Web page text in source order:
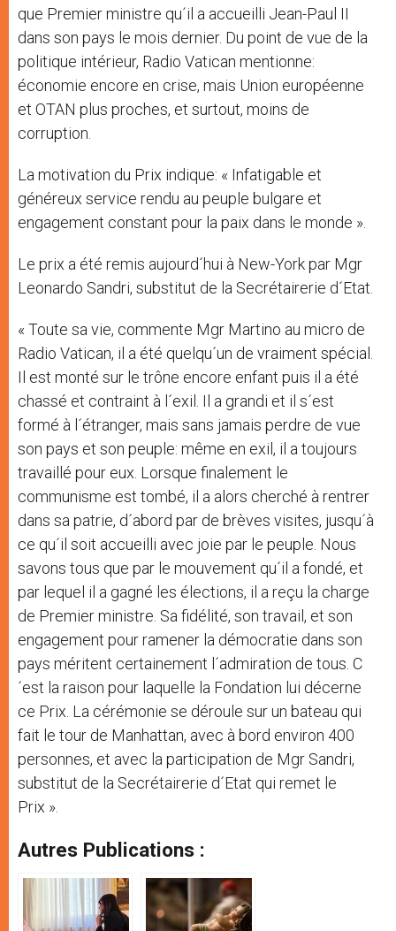
que Premier ministre qu´il a accueilli Jean-Paul II
dans son pays le mois dernier. Du point de vue de la
politique intérieur, Radio Vatican mentionne:
économie encore en crise, mais Union européenne
et OTAN plus proches, et surtout, moins de
corruption.
La motivation du Prix indique: « Infatigable et
généreux service rendu au peuple bulgare et
engagement constant pour la paix dans le monde ».
Le prix a été remis aujourd´hui à New-York par Mgr
Leonardo Sandri, substitut de la Secrétairerie d´Etat.
« Toute sa vie, commente Mgr Martino au micro de
Radio Vatican, il a été quelqu´un de vraiment spécial.
Il est monté sur le trône encore enfant puis il a été
chassé et contraint à l´exil. Il a grandi et il s´est
formé à l´étranger, mais sans jamais perdre de vue
son pays et son peuple: même en exil, il a toujours
travaillé pour eux. Lorsque finalement le
communisme est tombé, il a alors cherché à rentrer
dans sa patrie, d´abord par de brèves visites, jusqu´à
ce qu´il soit accueilli avec joie par le peuple. Nous
savons tous que par le mouvement qu´il a fondé, et
par lequel il a gagné les élections, il a reçu la charge
de Premier ministre. Sa fidélité, son travail, et son
engagement pour ramener la démocratie dans son
pays méritent certainement l´admiration de tous. C
´est la raison pour laquelle la Fondation lui décerne
ce Prix. La cérémonie se déroule sur un bateau qui
fait le tour de Manhattan, avec à bord environ 400
personnes, et avec la participation de Mgr Sandri,
substitut de la Secrétairerie d´Etat qui remet le
Prix ».
Autres Publications :